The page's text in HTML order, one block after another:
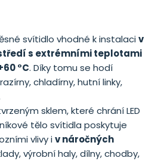
svítidlo vhodné k instalaciv
s extrémními teplotami
°C. Díky tomu se hodí
chladírny, hutní linky,
sklem, které chrání LED
tělo svítidla poskytuje
vlivy iv náročných
výrobní haly, dílny, chodby,